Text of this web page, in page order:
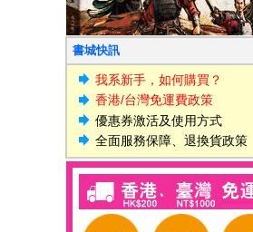
書城快訊
我系新手，如何購買？
香港/台灣免運費政策
優惠券激活及使用方式
全面服務保障、退換貨政策